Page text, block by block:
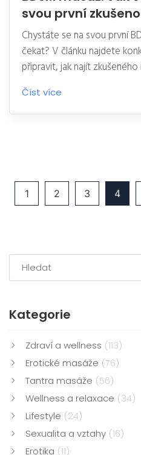
svou první
Chystáte se na svou první
čekat? V článku najdete
připravit, jak najít
vzít. Dozvíte se, proč je
zvládnout stud nebo
svojí první zkušenost
Číst více
1 2 3 4
Kategorie
Zdraví a wellness (113)
Erotické masáže (76)
Tantra masáže (56)
Wellness a relaxace (34)
Lifestyle (24)
Sexualita a vztahy (16)
Erotika (11)